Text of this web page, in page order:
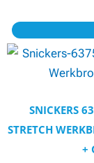
SNICKERS
STRETCH
+